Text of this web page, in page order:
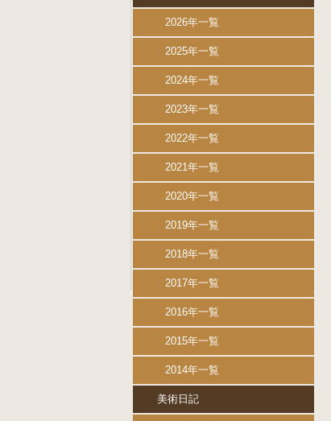
2026年一覧
2025年一覧
2024年一覧
2023年一覧
2022年一覧
2021年一覧
2020年一覧
2019年一覧
2018年一覧
2017年一覧
2016年一覧
2015年一覧
2014年一覧
美術日記